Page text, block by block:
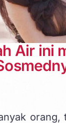
Air ini
orang,